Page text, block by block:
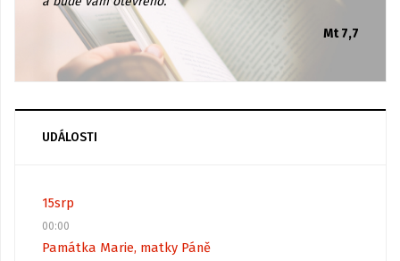
Mt 7,7
UDÁLOSTI
15srp
00:00
Památka Marie, matky Páně